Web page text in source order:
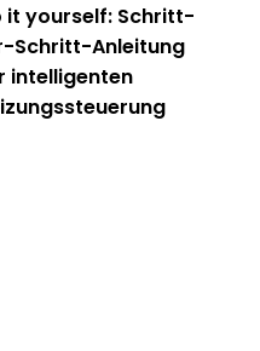
it yourself: Schritt-
Schritt-Anleitung
intelligenten